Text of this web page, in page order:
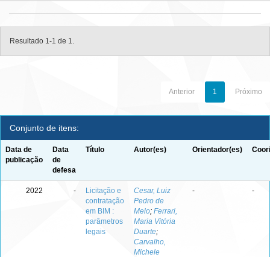
Resultado 1-1 de 1.
Anterior 1 Próximo
Conjunto de itens:
Data de
publicação
Data
de
defesa
Título Autor(es) Orientador(es)
2022 -
Licitação e
contratação
em BIM :
parâmetros
legais
Cesar, Luiz
Pedro de
Melo; Ferrari,
Maria Vitória
Duarte;
Carvalho,
Michele
- -